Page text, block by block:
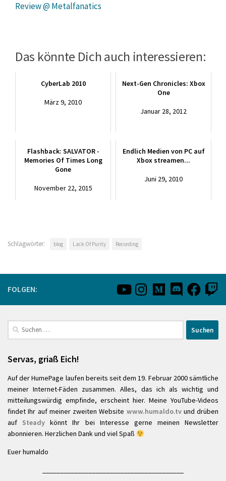
Review @ Metalfanatics
Das könnte Dich auch interessieren:
CyberLab 2010
März 9, 2010
Next-Gen Chronicles: Xbox
One
Januar 28, 2012
Flashback: SALVATOR -
Memories Of Times Long
Gone
November 22, 2015
Endlich Medien von PC auf
Xbox streamen...
Juni 29, 2010
Schlagwörter: blog Lack Of Purity Recording
FOLGEN:
Suchen
nach:
Servas, griaß Eich!
Auf der HumePage laufen bereits seit dem 19. Februar 2000 sämtliche
meiner Internet-Fäden zusammen. Alles, das ich als wichtig und
mitteilungswürdig empfinde, erscheint hier. Meine YouTube-Videos
findet Ihr auf meiner zweiten Website www.humaldo.tvund drüben
auf Steady könnt Ihr bei Interesse gerne meinen Newsletter
abonnieren. Herzlichen Dank und viel Spaß
Euer humaldo